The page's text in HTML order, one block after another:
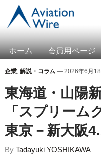
ホーム 会員用ページ
企業, 解説・コラム — 2026年6月18
東海道・山陽
「スプリー
東京－新大阪
By Tadayuki YOSHIKAWA